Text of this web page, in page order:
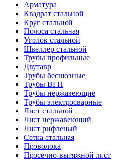
Арматура
Квадрат стальной
Круг стальной
Полоса стальная
Уголок стальной
Швеллер стальной
Трубы профильные
Двутавр
Трубы бесшовные
Трубы ВГП
Трубы нержавеющие
Трубы электросварные
Лист стальной
Лист нержавеющий
Лист рифленый
Сетка стальная
Проволока
Просечно-вытяжной лист